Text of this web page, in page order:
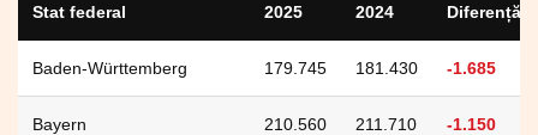
Stat federal 2025 2024 Diferență
Baden-Württemberg 179.745 181.430 -1.685
Bayern 210.560 211.710 -1.150